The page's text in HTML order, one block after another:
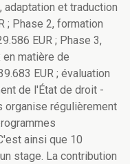
adaptation et traduction
; Phase 2, formation
EUR ; Phase 3,
matière de
EUR ; évaluation
de l'État de droit -
organise régulièrement
ainsi que 10
stage. La contribution